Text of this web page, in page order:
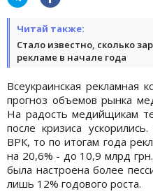
Читай также:
Стало известно, сколько
рекламе в начале года
Всеукраинская рекламная
прогноз объемов рынка
На радость медийщикам
после кризиса
ВРК, то по итогам года
на 20,6% - до 10,9 млрд
была настроена более
лишь 12% годового роста.